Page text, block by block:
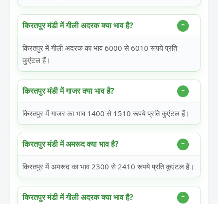
किरतपुर मंडी में गीली अदरक क्या भाव है?
किरतपुर में गीली अदरक का भाव 6000 से 6010 रूपये प्रति
कुएंटल हैं।
किरतपुर मंडी में गाजर क्या भाव है?
किरतपुर में गाजर का भाव 1400 से 1510 रूपये प्रति कुएंटल हैं।
किरतपुर मंडी में अमरूद क्या भाव है?
किरतपुर में अमरूद का भाव 2300 से 2410 रूपये प्रति कुएंटल हैं।
किरतपुर मंडी में गीली अदरक क्या भाव है?